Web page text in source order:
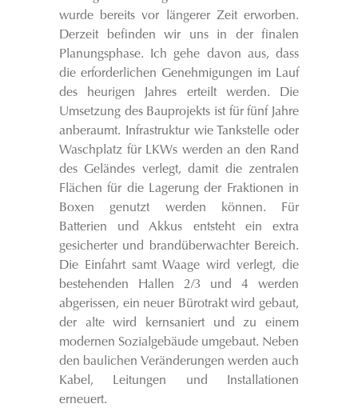
wurde bereits vor längerer Zeit erworben.
Derzeit befinden wir uns in der finalen
Planungsphase. Ich gehe davon aus, dass
die erforderlichen Genehmigungen im Lauf
des heurigen Jahres erteilt werden. Die
Umsetzung des Bauprojekts ist für fünf Jahre
anberaumt. Infrastruktur wie Tankstelle oder
Waschplatz für LKWs werden an den Rand
des Geländes verlegt, damit die zentralen
Flächen für die Lagerung der Fraktionen in
Boxen genutzt werden können. Für
Batterien und Akkus entsteht ein extra
gesicherter und brandüberwachter Bereich.
Die Einfahrt samt Waage wird verlegt, die
bestehenden Hallen 2/3 und 4 werden
abgerissen, ein neuer Bürotrakt wird gebaut,
der alte wird kernsaniert und zu einem
modernen Sozialgebäude umgebaut. Neben
den baulichen Veränderungen werden auch
Kabel, Leitungen und Installationen
erneuert.